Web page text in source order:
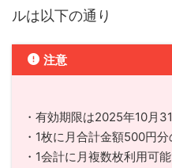
ルは以下の通り
注意
・有効期限は2025年10月
・1枚に月合計金額500円
・1会計に月複数枚利用可能